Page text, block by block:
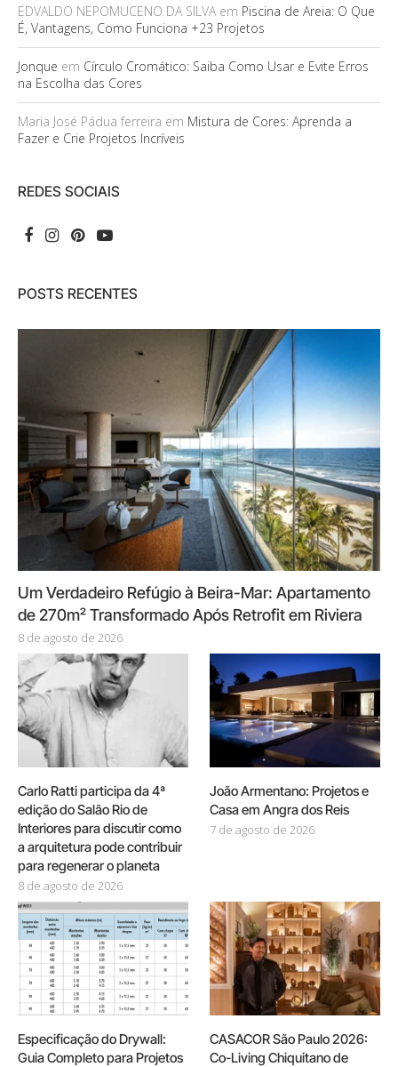
EDVALDO NEPOMUCENO DA SILVAem Piscina de Areia: O Que
É, Vantagens, Como Funciona +23 Projetos
Jonque em Círculo Cromático: Saiba Como Usar e Evite Erros
na Escolha das Cores
Maria José Pádua ferreira em Mistura de Cores: Aprenda a
Fazer e Crie Projetos Incríveis
REDES SOCIAIS
POSTS RECENTES
Um Verdadeiro Refúgio à Beira-Mar: Apartamento
de 270m² Transformado Após Retrofit em Riviera
8 de agosto de 2026
Carlo Ratti participa da 4ª
edição do Salão Rio de
Interiores para discutir como
a arquitetura pode contribuir
para regenerar o planeta
8 de agosto de 2026
João Armentano: Projetos e
Casa em Angra dos Reis
7 de agosto de 2026
Especificação do Drywall:
Guia Completo para Projetos
CASACOR São Paulo 2026:
Co-Living Chiquitano de